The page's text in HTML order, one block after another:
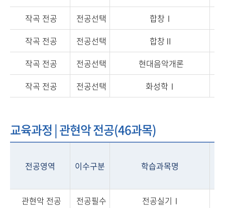
작곡 전공
전공선택 합창Ⅰ
작곡 전공
전공선택 합창Ⅱ
작곡 전공
전공선택 현대음악개론
작곡 전공
전공선택 화성학Ⅰ
교육과정 | 관현악 전공(46과목)
전공영역 이수구분 학습과목명
관현악 전공 전공필수 전공실기Ⅰ